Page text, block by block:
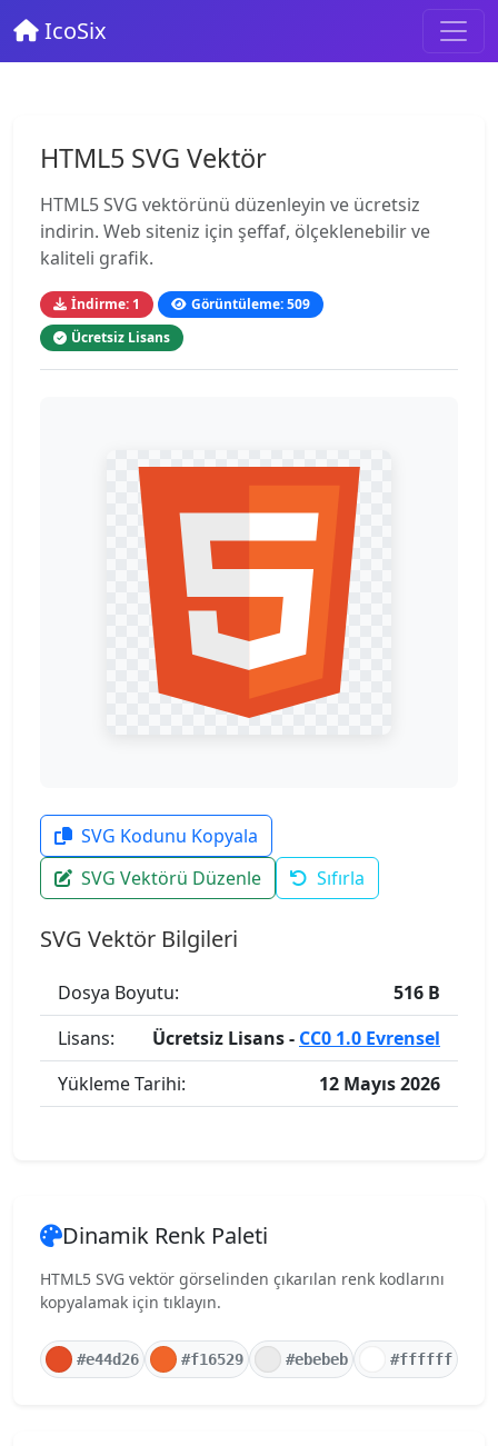
IcoSix
HTML5 SVG Vektör
HTML5 SVG vektörünü düzenleyin ve ücretsiz
indirin. Web siteniz için şeffaf, ölçeklenebilir ve
kaliteli grafik.
İndirme: 1
Görüntüleme: 509
Ücretsiz Lisans
SVG Kodunu Kopyala
SVG Vektörü Düzenle
Sıfırla
SVG Vektör Bilgileri
Dosya Boyutu:
516 B
Lisans:
Ücretsiz Lisans - CC0 1.0 Evrensel
Yükleme Tarihi:
12 Mayıs 2026
Dinamik Renk Paleti
HTML5 SVG vektör görselinden çıkarılan renk kodlarını
kopyalamak için tıklayın.
#e44d26 #f16529 #ebebeb #ffffff